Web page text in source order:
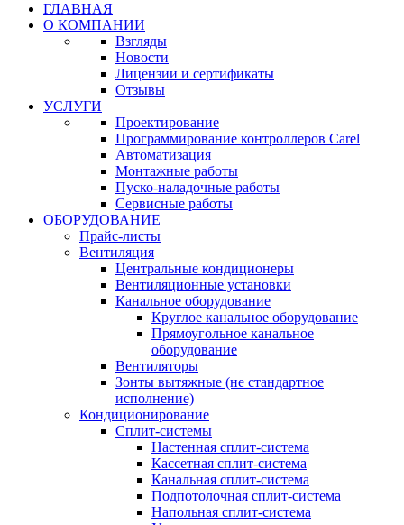
ГЛАВНАЯ
О КОМПАНИИ
Взгляды
Новости
Лицензии и сертификаты
Отзывы
УСЛУГИ
Проектирование
Программирование контроллеров Carel
Автоматизация
Монтажные работы
Пуско-наладочные работы
Сервисные работы
ОБОРУДОВАНИЕ
Прайс-листы
Вентиляция
Центральные кондиционеры
Вентиляционные установки
Канальное оборудование
Круглое канальное оборудование
Прямоугольное канальное
оборудование
Вентиляторы
Зонты вытяжные (не стандартное
исполнение)
Кондиционирование
Сплит-системы
Настенная сплит-система
Кассетная сплит-система
Канальная сплит-система
Подпотолочная сплит-система
Напольная сплит-система